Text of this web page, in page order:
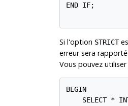
END IF;
Si l'option STRICT
erreur sera
Vous pouvez
BEGIN
SELECT *